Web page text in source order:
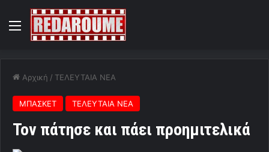
Menu
Αρχική / ΤΕΛΕΥΤΑΙΑ ΝΕΑ
ΜΠΑΣΚΕΤ ΤΕΛΕΥΤΑΙΑ ΝΕΑ
Τον πάτησε και πάει προημιτελικά